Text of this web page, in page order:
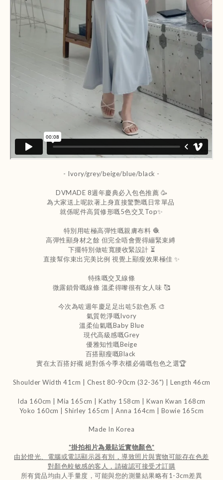
- Ivory/grey/beige/blue/black -
DVMADE 8週年慶典必入包色推薦 🥳
為大家送上呢款著上身直接驚艷嘅日常單品
就係呢件高質修形嘅5色交叉Top✨
特別用咗極高彈性嘅親膚布料 🧶
高彈性顯身材之餘 但完全唔會覺得繃緊束縛
下擺特別做咗寬腰收緊設計 ⏳
直接幫你束出完美比例 視覺上顯瘦效果極佳 ✨
特殊嘅交叉線條
微露鎖骨嘅線條 溫柔得嚟很有女人味 🥰
今次為咗週年慶足足出咗5款色系 🎨
氣質乾淨嘅Ivory
溫柔仙氣嘅Baby Blue
現代高級感嘅Grey
優雅知性嘅Beige
百搭顯瘦嘅Black
實在太百搭好襯 絕對係今季衣櫃必備嘅包色之選🏆
Shoulder Width 41cm | Chest 80-90cm (32-36") | Length 46cm
Ida 160cm | Mia 165cm | Kathy 158cm |Kwan Kwan 168cm
Yoko 160cm | Shirley 165cm
| Anna 164cm | Bowie 165cm
Made In Korea
*掛拍相片為最貼近實物顏色*
由於燈光、電腦或電話顯示器有別，導致照片與實物可能存在色差
對顏色較敏感的客人，請確認可接受才訂購
所有貨品均由人手量度，可能與您的測量結果略有1-3cm差異